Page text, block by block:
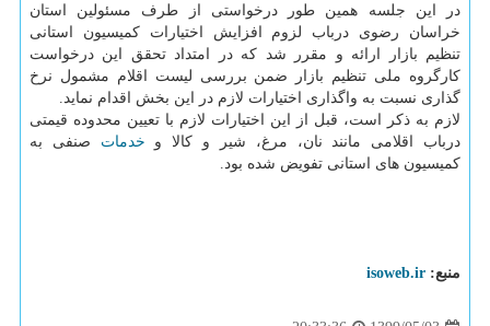
در این جلسه همین طور درخواستی از طرف مسئولین استان
خراسان رضوی درباب لزوم افزایش اختیارات کمیسیون استانی
تنظیم بازار ارائه و مقرر شد که در امتداد تحقق این درخواست
کارگروه ملی تنظیم بازار ضمن بررسی لیست اقلام مشمول نرخ
گذاری نسبت به واگذاری اختیارات لازم در این بخش اقدام نماید.
لازم به ذکر است، قبل از این اختیارات لازم با تعیین محدوده قیمتی
درباب اقلامی مانند نان، مرغ، شیر و کالا و خدمات صنفی به
کمیسیون های استانی تفویض شده بود.
منبع: isoweb.ir